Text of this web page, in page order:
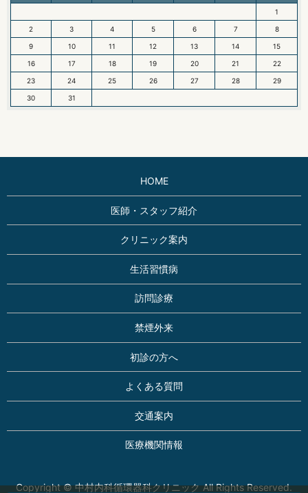
1
2 3 4 5 6 7 8
9 10 11 12 13 14 15
16 17 18 19 20 21 22
23 24 25 26 27 28 29
30 31
HOME
医師・スタッフ紹介
クリニック案内
生活習慣病
訪問診療
禁煙外来
初診の方へ
よくある質問
交通案内
医療機関情報
Copyright © 中村内科循環器科クリニック All Rights Reserved.